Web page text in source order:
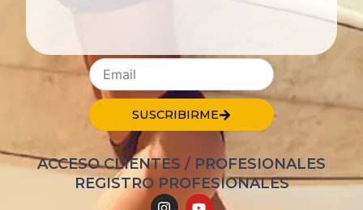
SUSCRIBIRME
ACCESO CLIENTES / PROFESIONALES
REGISTRO PROFESIONALES
I
Y